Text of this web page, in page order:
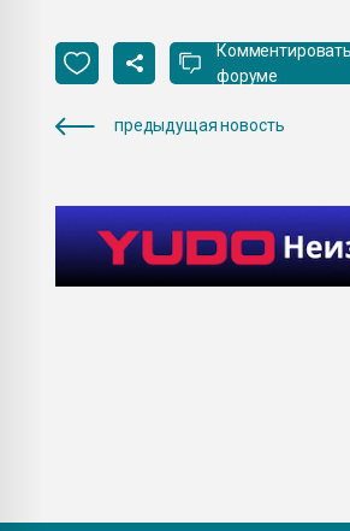
форуме
предыдущая новость